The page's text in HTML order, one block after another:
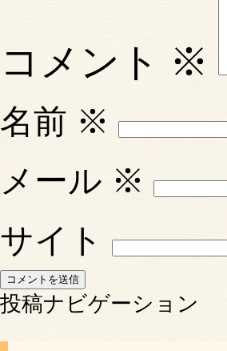
コメント ※
名前 ※
メール ※
サイト
投稿ナビゲーション